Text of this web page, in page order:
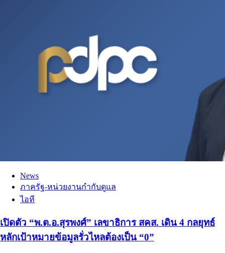
News
ภาครัฐ-หน่วยงานกำกับดูแล
ไอที
เปิดตัว “พ.ต.อ.สุรพงศ์” เลขาธิการ สคส. เดิน 4 กลยุทธ์
หลักเป้าหมายข้อมูลรั่วไหลต้องเป็น “0”